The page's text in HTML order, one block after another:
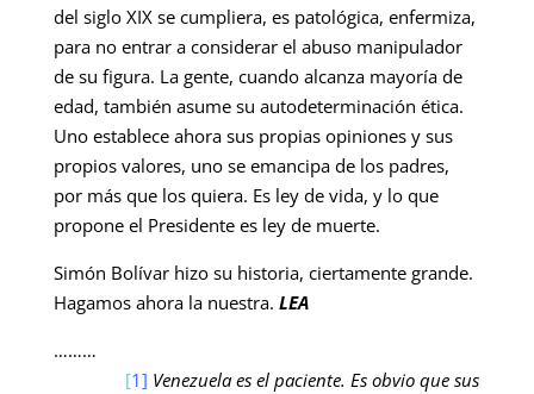
del siglo XIX se cumpliera, es patológica, enfermiza,
para no entrar a considerar el abuso manipulador
de su figura. La gente, cuando alcanza mayoría de
edad, también asume su autodeterminación ética.
Uno establece ahora sus propias opiniones y sus
propios valores, uno se emancipa de los padres,
por más que los quiera. Es ley de vida, y lo que
propone el Presidente es ley de muerte.
Simón Bolívar hizo su historia, ciertamente grande.
Hagamos ahora la nuestra. LEA
………
[1] Venezuela es el paciente. Es obvio que sus